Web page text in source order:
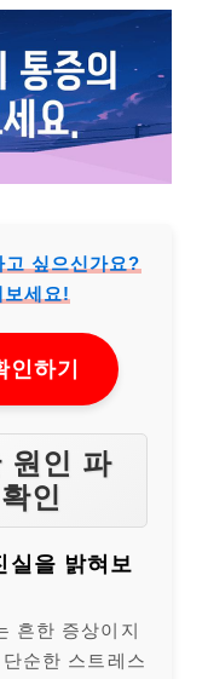
고 싶으신가요?
보세요!
하기
원인 파
인
실을 밝혀보
흔한 증상이지
순한 스트레스